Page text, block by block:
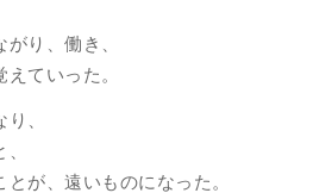
り、働き、
ていった。
、
が、遠いものになった。